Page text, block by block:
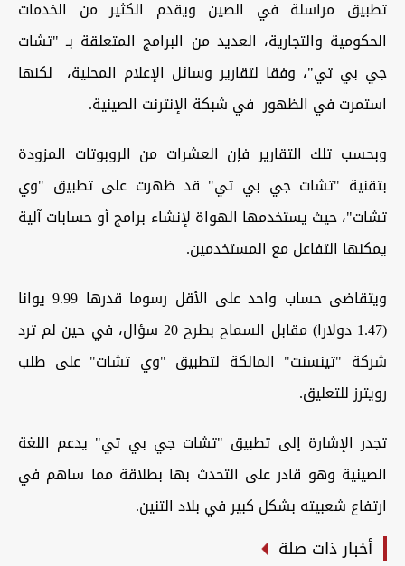
تطبيق مراسلة في الصين ويقدم الكثير من الخدمات
الحكومية والتجارية، العديد من البرامج المتعلقة بـ "تشات
جي بي تي"، وفقا لتقارير وسائل الإعلام المحلية، لكنها
استمرت في الظهور في شبكة الإنترنت الصينية.
وبحسب تلك التقارير فإن العشرات من الروبوتات المزودة
بتقنية "تشات جي بي تي" قد ظهرت على تطبيق "وي
تشات"، حيث يستخدمها الهواة لإنشاء برامج أو حسابات آلية
يمكنها التفاعل مع المستخدمين.
ويتقاضى حساب واحد على الأقل رسوما قدرها 9.99 يوانا
(1.47 دولارا) مقابل السماح بطرح 20 سؤال، في حين لم ترد
شركة "تينسنت" المالكة لتطبيق "وي تشات" على طلب
رويترز للتعليق.
تجدر الإشارة إلى تطبيق "تشات جي بي تي" يدعم اللغة
الصينية وهو قادر على التحدث بها بطلاقة مما ساهم في
ارتفاع شعبيته بشكل كبير في بلاد التنين.
أخبار ذات صلة